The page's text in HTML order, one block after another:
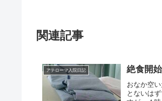
関連記事
アテローマ入院日記 絶食開始
おなか空
とないは